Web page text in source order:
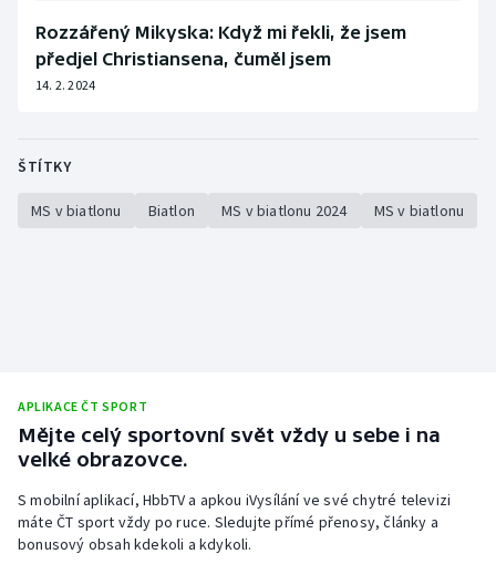
Rozzářený Mikyska: Když mi řekli, že jsem
předjel Christiansena, čuměl jsem
14. 2. 2024
ŠTÍTKY
MS v biatlonu Biatlon MS v biatlonu 2024 MS v biatlonu
APLIKACE ČT SPORT
Mějte celý sportovní svět vždy u sebe i na
velké obrazovce.
S mobilní aplikací, HbbTV a apkou iVysílání ve své chytré televizi
máte ČT sport vždy po ruce. Sledujte přímé přenosy, články a
bonusový obsah kdekoli a kdykoli.